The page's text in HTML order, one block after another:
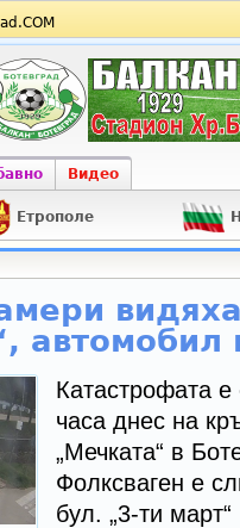
Видео
Етрополе
автомобил
Катастрофата
часа днес на
„Мечката“ в
Фолксваген е
бул. „3-ти